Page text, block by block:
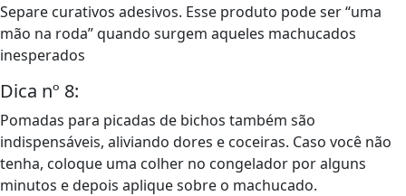
Separe curativos adesivos. Esse produto pode ser “uma
mão na roda” quando surgem aqueles machucados
inesperados
Dica nº 8:
Pomadas para picadas de bichos também são
indispensáveis, aliviando dores e coceiras. Caso você não
tenha, coloque uma colher no congelador por alguns
minutos e depois aplique sobre o machucado.